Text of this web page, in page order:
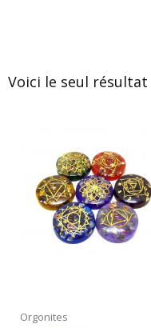
Voici le seul résultat
Orgonites